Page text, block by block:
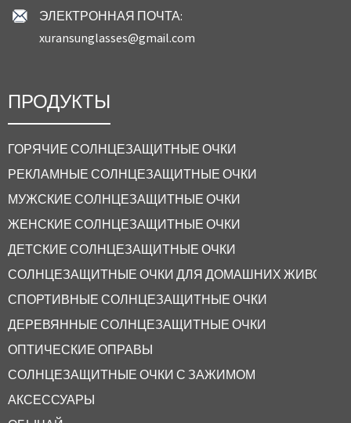
ЭЛЕКТРОННАЯ ПОЧТА:
xuransunglasses@gmail.com
ПРОДУКТЫ
ГОРЯЧИЕ СОЛНЦЕЗАЩИТНЫЕ ОЧКИ
РЕКЛАМНЫЕ СОЛНЦЕЗАЩИТНЫЕ ОЧКИ
МУЖСКИЕ СОЛНЦЕЗАЩИТНЫЕ ОЧКИ
ЖЕНСКИЕ СОЛНЦЕЗАЩИТНЫЕ ОЧКИ
ДЕТСКИЕ СОЛНЦЕЗАЩИТНЫЕ ОЧКИ
СОЛНЦЕЗАЩИТНЫЕ ОЧКИ ДЛЯ ДОМАШНИХ
СПОРТИВНЫЕ СОЛНЦЕЗАЩИТНЫЕ ОЧКИ
ДЕРЕВЯННЫЕ СОЛНЦЕЗАЩИТНЫЕ ОЧКИ
ОПТИЧЕСКИЕ ОПРАВЫ
СОЛНЦЕЗАЩИТНЫЕ ОЧКИ С ЗАЖИМОМ
АКСЕССУАРЫ